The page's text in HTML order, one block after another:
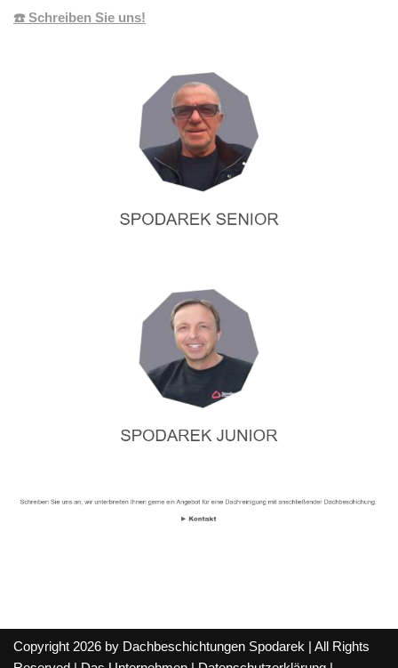
☎️ Schreiben Sie uns!
Copyright 2026 by Dachbeschichtungen Spodarek | All Rights